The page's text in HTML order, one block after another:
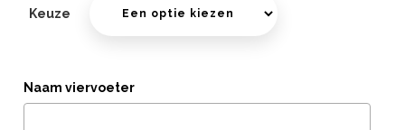
Keuze
Naam viervoeter